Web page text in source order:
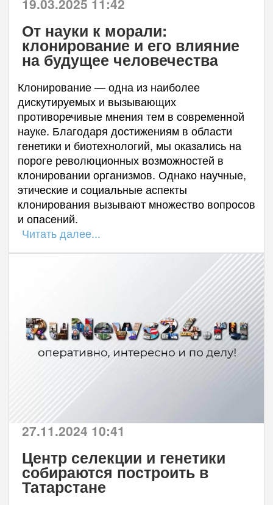
19.03.2025 11:42
От науки к морали:
клонирование и его влияние
на будущее человечества
Клонирование — одна из наиболее
дискутируемых и вызывающих
противоречивые мнения тем в современной
науке. Благодаря достижениям в области
генетики и биотехнологий, мы оказались на
пороге революционных возможностей в
клонировании организмов. Однако научные,
этические и социальные аспекты
клонирования вызывают множество вопросов
и опасений.
Читать далее...
27.11.2024 10:41
Центр селекции и генетики
собираются построить в
Татарстане